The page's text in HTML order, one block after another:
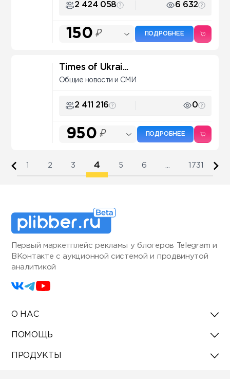
2 424 058 6 632
150 ₽ ПОДРОБНЕЕ
Times of Ukrai...
Общие новости и СМИ
2 411 216 0
950 ₽ ПОДРОБНЕЕ
2 3 4 5 6 1731
Первый маркетплейс рекламы у блогеров Telegram и
ВКонтакте с аукционной системой и продвинутой
аналитикой
О НАС
ПОМОЩЬ
ПРОДУКТЫ